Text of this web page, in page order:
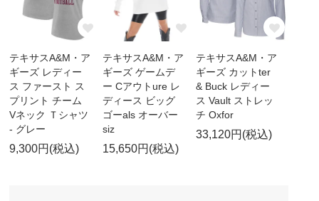
テキサスA&M・ア
ギーズ レディー
ス ファースト ス
プリント チーム
Vネック Ｔシャツ
- グレー
9,300円(税込)
テキサスA&M・ア
ギーズ ゲームデ
ー Cアウトure レ
ディース ビッグ
ゴーals オーバー
siz
15,650円(税込)
テキサスA&M・ア
ギーズ カットter
& Buck レディー
ス Vault ストレッ
チ Oxfor
33,120円(税込)